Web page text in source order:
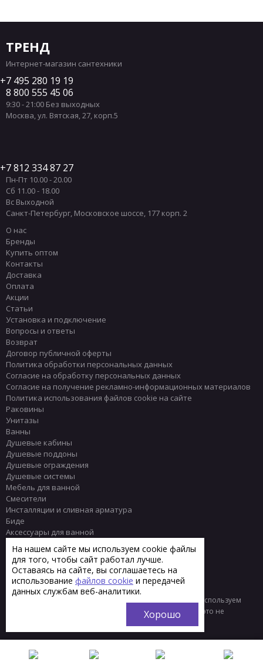
ТРЕНД
Интернет-магазин сантехники
7 495 280 19 19
8 800 555 45 06
9:30 - 21:00 Без выходных
Москва,ул. Вятская, 27, корп.5
7 812 334 87 27
Пн-Пт 10.00 - 20.00
Сб 11.00 - 18.00
Вс Выходной
Санкт-Петербург, Московское шоссе, 177 корп. 2
О нас
Бренды
Купить оптом
Контакты
Доставка
Оплата
Акции
Статьи
Установка и подключение
Вопросы и ответы
Возврат
Договор публичной оферты
Политика обработки персональных данных
Согласие на обработку персональных данных
Согласие на получение рекламно-информационных материалов
Политика использования файлов cookie на сайте
Раковины
Унитазы
Ванны
Душевые кабины
Душевые поддоны
Душевые ограждения
Душевые системы
Мебель для ванной
Смесители
Инсталляции и сливная арматура
Биде
Аксессуары для ванной
Полотенцесушители
Комплектующие
Плитка
© 2013 - 2026 Интернет-магазин сантехники Тренд
Мы используем
файлы «cookie» для функционирования сайта. Если вас это не
На нашем сайте мы используем cookie файлы
для того, чтобы сайт работал лучше.
Оставаясь на сайте, вы соглашаетесь на
использование файлов cookie и передачей
данных службам веб-аналитики.
Хорошо